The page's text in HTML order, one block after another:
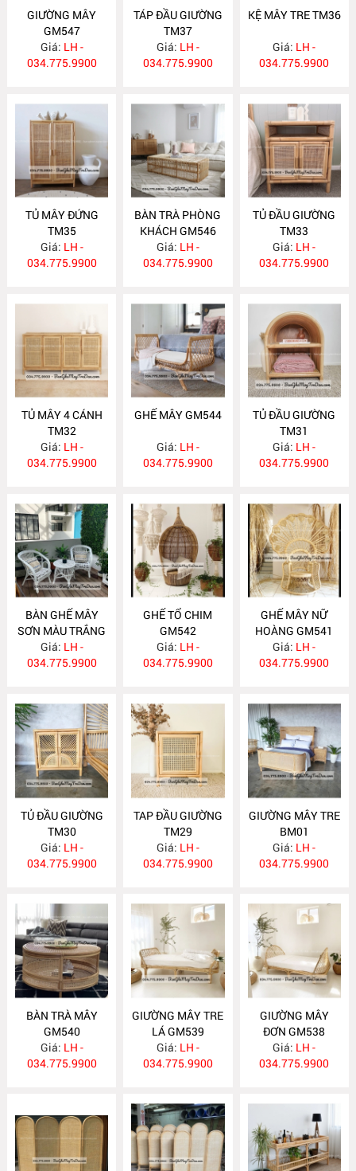
GIƯỜNG MÂY
GM547
Giá: LH -
034.775.9900
TÁP ĐẦU GIƯỜNG
TM37
Giá: LH -
034.775.9900
KỆ MÂY TRE TM36
Giá: LH -
034.775.9900
TỦ MÂY ĐỨNG
TM35
Giá: LH -
034.775.9900
BÀN TRÀ PHÒNG
KHÁCH GM546
Giá: LH -
034.775.9900
TỦ ĐẦU GIƯỜNG
TM33
Giá: LH -
034.775.9900
TỦ MÂY 4 CÁNH
TM32
Giá: LH -
034.775.9900
GHẾ MÂY GM544
Giá: LH -
034.775.9900
TỦ ĐẦU GIƯỜNG
TM31
Giá: LH -
034.775.9900
BÀN GHẾ MÂY
SƠN MÀU TRẮNG
GM543
Giá: LH -
034.775.9900
GHẾ TỔ CHIM
GM542
Giá: LH -
034.775.9900
GHẾ MÂY NỮ
HOÀNG GM541
Giá: LH -
034.775.9900
TỦ ĐẦU GIƯỜNG
TM30
Giá: LH -
034.775.9900
TAP ĐẦU GIƯỜNG
TM29
Giá: LH -
034.775.9900
GIƯỜNG MÂY TRE
BM01
Giá: LH -
034.775.9900
BÀN TRÀ MÂY
GM540
Giá: LH -
034.775.9900
GIƯỜNG MÂY TRE
LÁ GM539
Giá: LH -
034.775.9900
GIƯỜNG MÂY
ĐƠN GM538
Giá: LH -
034.775.9900